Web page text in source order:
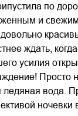
по
и
ждать,
усилия
Просто
вода.
ночевки